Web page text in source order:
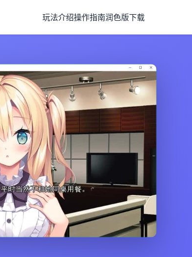
玩法介绍操作指南润色版下载